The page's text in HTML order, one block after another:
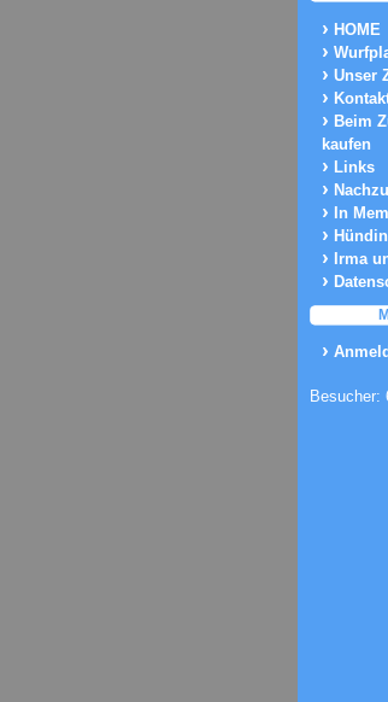
HOME
Unser
Beim
kaufen
Links
In
Hündin
Irma
Besucher: